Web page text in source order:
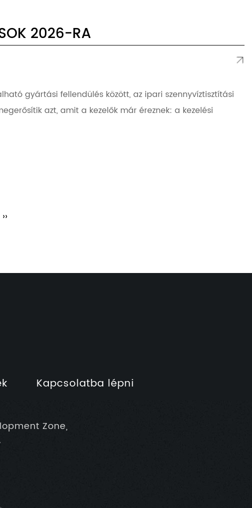
2026-RA
gyártási fellendülés között, az ipari szennyvíztisztítási
azt, amit a kezelők már éreznek: a kezelési
››
Kapcsolatba lépni
Zone,